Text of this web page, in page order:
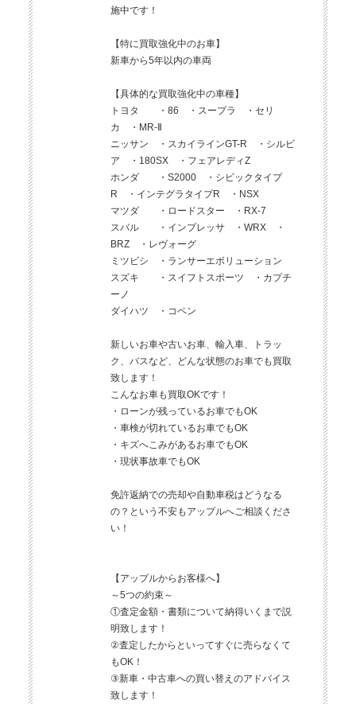
施中です！
【特に買取強化中のお車】
新車から5年以内の車両
【具体的な買取強化中の車種】
トヨタ ・86 ・スープラ ・セリ
カ ・MR-Ⅱ
ニッサン ・スカイラインGT-R ・シルビ
ア ・180SX ・フェアレディZ
ホンダ ・S2000 ・シビックタイプ
R ・インテグラタイプR ・NSX
マツダ ・ロードスター ・RX-7
スバル ・インプレッサ ・WRX ・
BRZ ・レヴォーグ
ミツビシ ・ランサーエボリューション
スズキ ・スイフトスポーツ ・カプチ
ーノ
ダイハツ ・コペン
新しいお車や古いお車、輸入車、トラッ
ク、バスなど、どんな状態のお車でも買取
致します！
こんなお車も買取OKです！
・ローンが残っているお車でもOK
・車検が切れているお車でもOK
・キズへこみがあるお車でもOK
・現状事故車でもOK
免許返納での売却や自動車税はどうなる
の？という不安もアップルへご相談くださ
い！
【アップルからお客様へ】
～5つの約束～
①査定金額・書類について納得いくまで説
明致します！
②査定したからといってすぐに売らなくて
もOK！
③新車・中古車への買い替えのアドバイス
致します！